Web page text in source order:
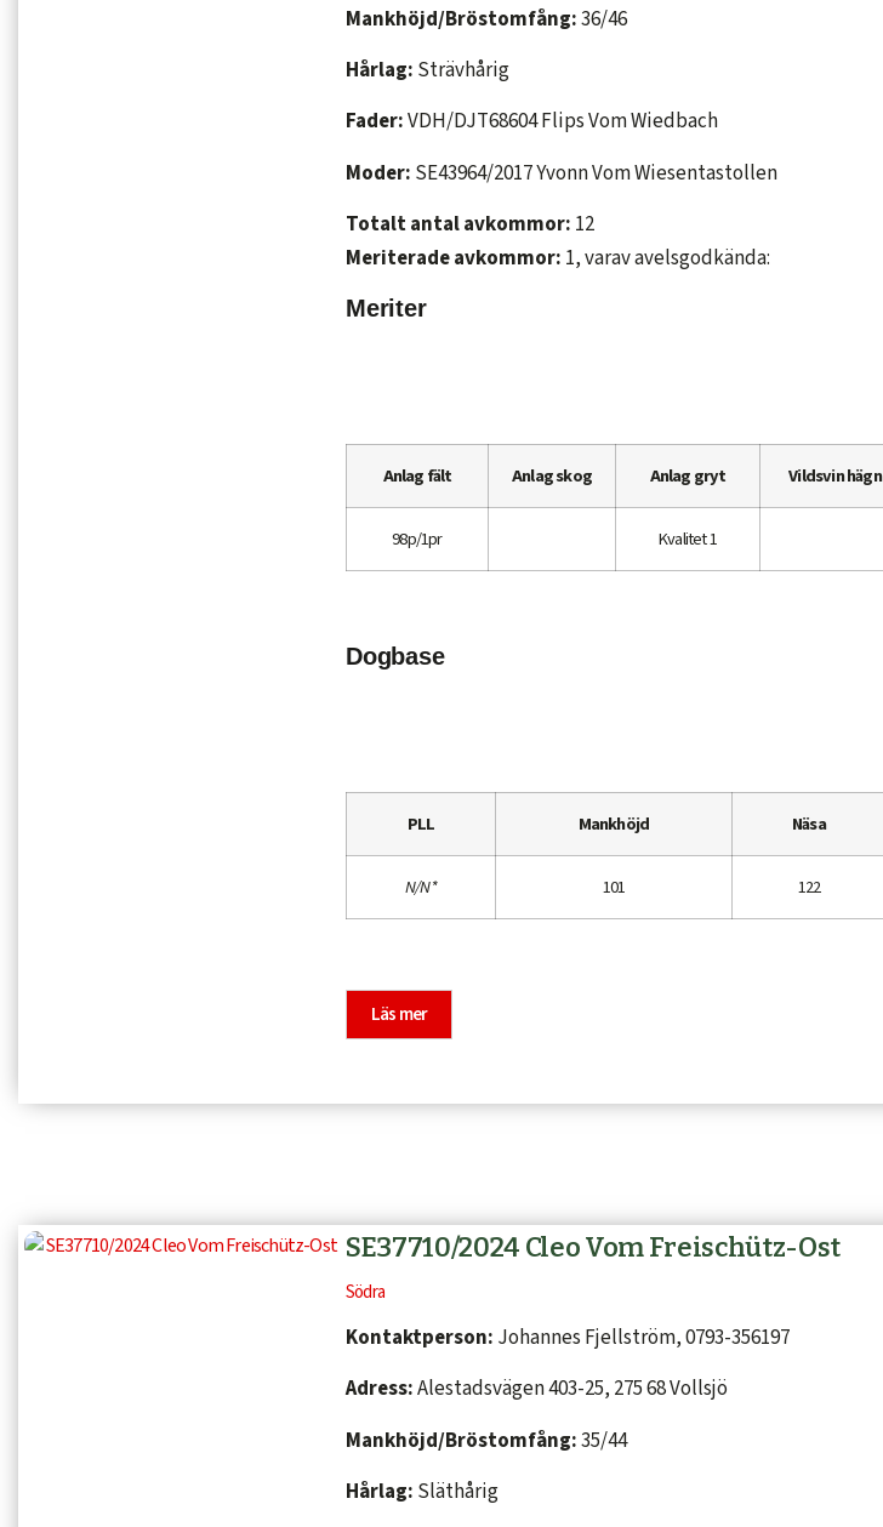
Mankhöjd/Bröstomfång:36/46
Hårlag: Strävhårig
Fader:VDH/DJT68604 Flips Vom Wiedbach
Moder: SE43964/2017 Yvonn Vom Wiesentastollen
Totalt antal avkommor: 12
Meriterade avkommor: 1, varav avelsgodkända:
Meriter
Anlag fält Anlag skog Anlag gryt Vildsvin hägn
98p/1pr Kvalitet 1
Dogbase
PLL Mankhöjd Näsa
N/N* 101 122
Läs mer
SE37710/2024 Cleo Vom Freischütz-Ost
Södra
Kontaktperson: Johannes Fjellström, 0793-356197
Adress:Alestadsvägen 403-25, 275 68 Vollsjö
Mankhöjd/Bröstomfång:35/44
Hårlag: Släthårig